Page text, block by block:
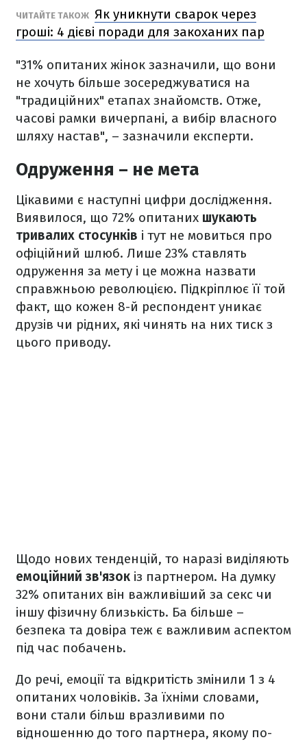
ЧИТАЙТЕ ТАКОЖ Як уникнути сварок через
гроші: 4 дієві поради для закоханих пар
"31% опитаних жінок зазначили, що вони
не хочуть більше зосереджуватися на
"традиційних" етапах знайомств. Отже,
часові рамки вичерпані, а вибір власного
шляху настав", – зазначили експерти.
Одруження – не мета
Цікавими є наступні цифри дослідження.
Виявилося, що 72% опитаних шукають
тривалих стосунків і тут не мовиться про
офіційний шлюб. Лише 23% ставлять
одруження за мету і це можна назвати
справжньою революцією. Підкріплює її той
факт, що кожен 8-й респондент уникає
друзів чи рідних, які чинять на них тиск з
цього приводу.
Щодо нових тенденцій, то наразі виділяють
емоційний зв'язок із партнером. На думку
32% опитаних він важливіший за секс чи
іншу фізичну близькість. Ба більше –
безпека та довіра теж є важливим аспектом
під час побачень.
До речі, емоції та відкритість змінили 1 з 4
опитаних чоловіків. За їхніми словами,
вони стали більш вразливими по
відношенню до того партнера, якому по-